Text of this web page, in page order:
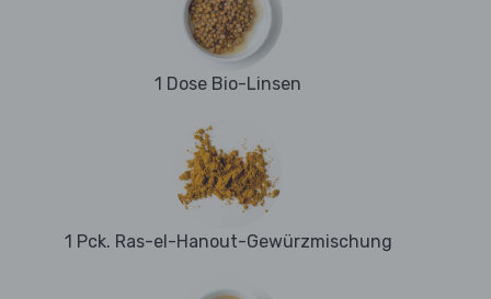
1 Dose Bio-Linsen
1 Pck. Ras-el-Hanout-Gewürzmischung